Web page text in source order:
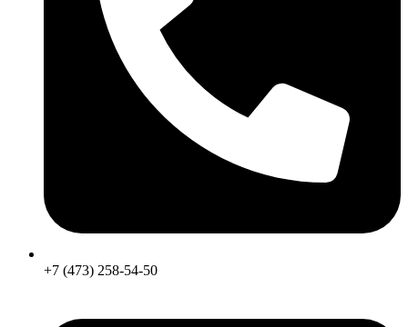
+7 (473) 258-54-50